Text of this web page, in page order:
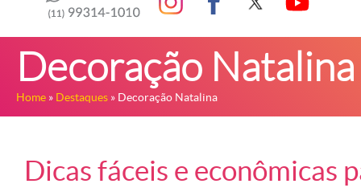
Decoração Natalina
Home » Destaques » Decoração Natalina
Dicas fáceis e econômicas